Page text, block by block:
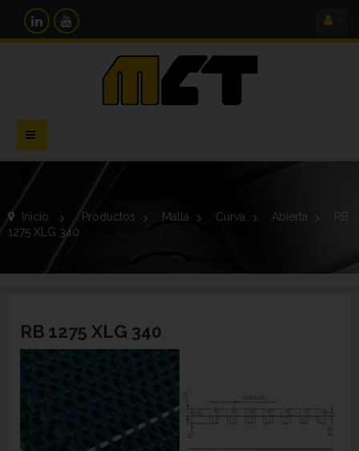
Navegación
Toggle
Inicio > Productos > Malla > Curva > Abierta >
RB
1275 XLG 340
RB 1275 XLG 340